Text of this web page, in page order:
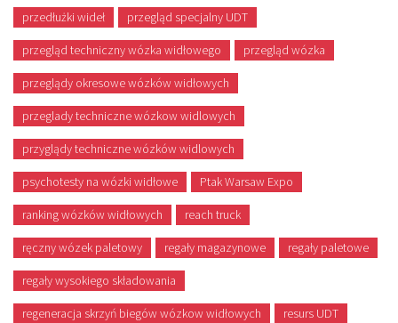
przedłużki wideł przegląd specjalny UDT
przegląd techniczny wózka widłowego przegląd wózka
przeglądy okresowe wózków widłowych
przeglady techniczne wózkow widlowych
przyglądy techniczne wózków widlowych
psychotesty na wózki widłowe Ptak Warsaw Expo
ranking wózków widłowych reach truck
ręczny wózek paletowy regały magazynowe regały paletowe
regały wysokiego składowania
regeneracja skrzyń biegów wózkow widłowych resurs UDT